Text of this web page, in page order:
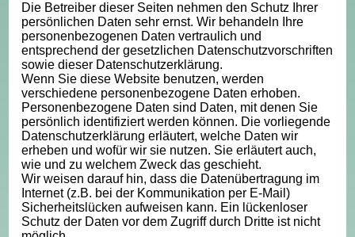
Die Betreiber dieser Seiten nehmen den Schutz Ihrer
persönlichen Daten sehr ernst. Wir behandeln Ihre
personenbezogenen Daten vertraulich und
entsprechend der gesetzlichen Datenschutzvorschriften
sowie dieser Datenschutzerklärung.
Wenn Sie diese Website benutzen, werden
verschiedene personenbezogene Daten erhoben.
Personenbezogene Daten sind Daten, mit denen Sie
persönlich identifiziert werden können. Die vorliegende
Datenschutzerklärung erläutert, welche Daten wir
erheben und wofür wir sie nutzen. Sie erläutert auch,
wie und zu welchem Zweck das geschieht.
Wir weisen darauf hin, dass die Datenübertragung im
Internet (z.B. bei der Kommunikation per E-Mail)
Sicherheitslücken aufweisen kann. Ein lückenloser
Schutz der Daten vor dem Zugriff durch Dritte ist nicht